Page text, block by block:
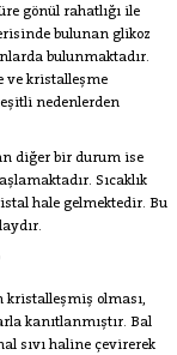
gönül rahatlığı ile
bulunan glikoz
bulunmaktadır.
ve kristalleşme
nedenlerden
diğer bir durum ise
Sıcaklık
hale gelmektedir. Bu
kristalleşmiş olması,
kanıtlanmıştır. Bal
sıvı haline çevirerek